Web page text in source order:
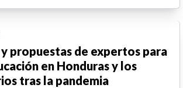
y propuestas de expertos para
en Honduras y los
tras la pandemia